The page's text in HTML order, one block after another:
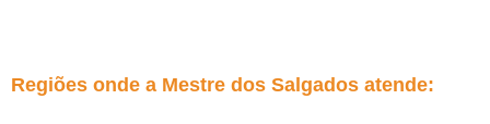
Regiões onde a Mestre dos Salgados atende: